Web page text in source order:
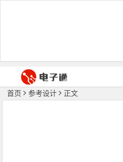
首页 参考设计 正文